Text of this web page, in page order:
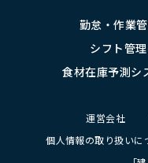
勤怠・作業
シフト管
食材在庫予測シ
運営会社
個人情報の取り扱いに